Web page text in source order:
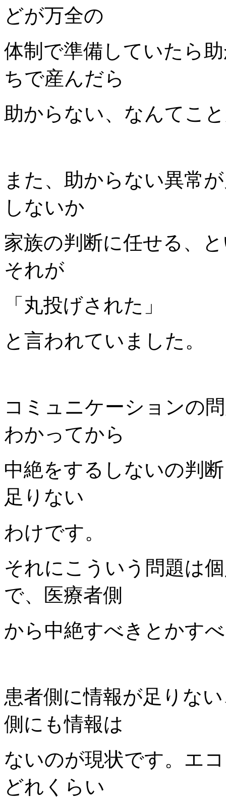
どが万全の
体制で準備していたら
ちで産んだら
助からない、なんてこ
また、助からない異常
しないか
家族の判断に任せる、
それが
「丸投げされた」
と言われていました。
コミュニケーションの
わかってから
中絶をするしないの判
足りない
わけです。
それにこういう問題は
で、医療者側
から中絶すべきとかす
患者側に情報が足りな
側にも情報は
ないのが現状です。エ
どれくらい